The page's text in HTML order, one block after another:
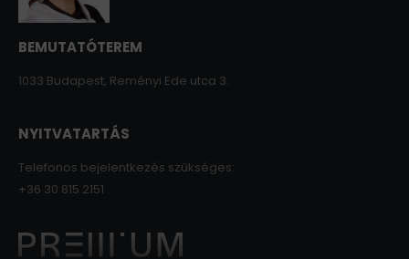
BEMUTATÓTEREM
1033 Budapest, Reményi Ede utca 3.
NYITVATARTÁS
Telefonos bejelentkezés szükséges:
+36 30 815 2151